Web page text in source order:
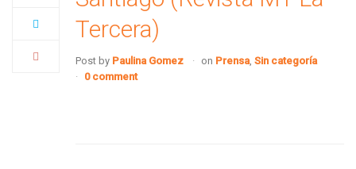
Tercera)
Post by Paulina Gomez on Prensa, Sin categoría
0 comment